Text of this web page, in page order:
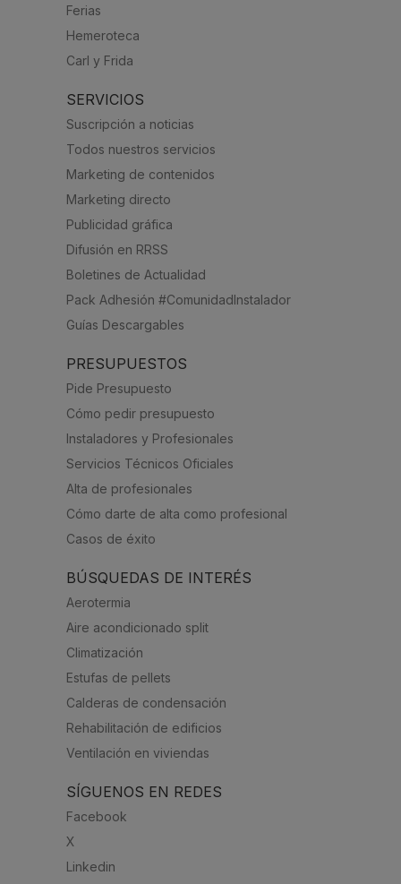
Ferias
Hemeroteca
Carl y Frida
SERVICIOS
Suscripción a noticias
Todos nuestros servicios
Marketing de contenidos
Marketing directo
Publicidad gráfica
Difusión en RRSS
Boletines de Actualidad
Pack Adhesión #ComunidadInstalador
Guías Descargables
PRESUPUESTOS
Pide Presupuesto
Cómo pedir presupuesto
Instaladores y Profesionales
Servicios Técnicos Oficiales
Alta de profesionales
Cómo darte de alta como profesional
Casos de éxito
BÚSQUEDAS DE INTERÉS
Aerotermia
Aire acondicionado split
Climatización
Estufas de pellets
Calderas de condensación
Rehabilitación de edificios
Ventilación en viviendas
SÍGUENOS EN REDES
Facebook
X
Linkedin